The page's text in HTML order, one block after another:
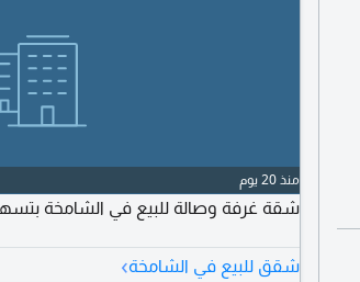
منذ 20 يوم
شقة غرفة وصالة للبيع في الشامخة
شقق للبيع في الشامخة›